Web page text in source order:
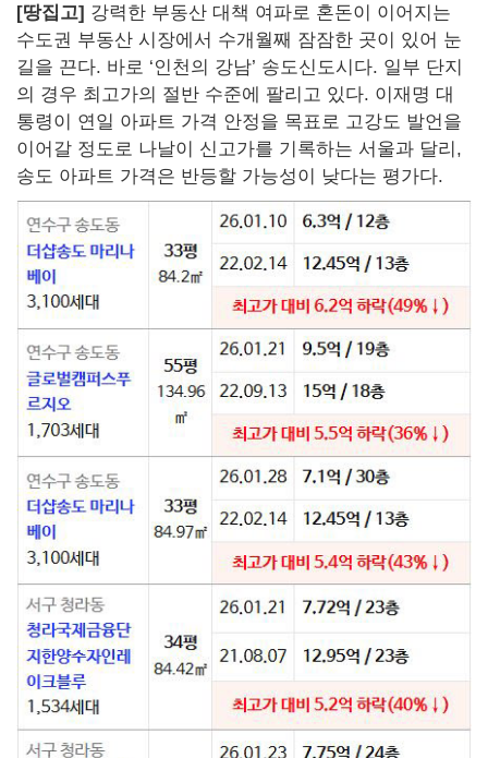
[땅집고] 강력한 부동산 대책 여파로 혼돈이 이어지는
수도권 부동산 시장에서 수개월째 잠잠한 곳이 있어 눈
길을 끈다. 바로 ‘인천의 강남’ 송도신도시다. 일부 단지
의 경우 최고가의 절반 수준에 팔리고 있다. 이재명 대
통령이 연일 아파트 가격 안정을 목표로 고강도 발언을
이어갈 정도로 나날이 신고가를 기록하는 서울과 달리,
송도 아파트 가격은 반등할 가능성이 낮다는 평가다.